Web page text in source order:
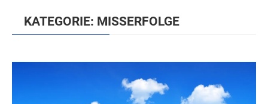
KATEGORIE: MISSERFOLGE